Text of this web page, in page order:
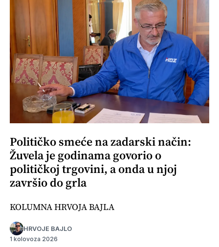
Političko smeće na zadarski način:
Žuvela je godinama govorio o
političkoj trgovini, a onda u njoj
završio do grla
KOLUMNA HRVOJA BAJLA
HRVOJE BAJLO
1 kolovoza 2026